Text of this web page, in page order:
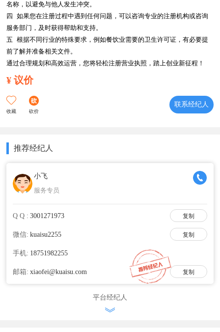
名称，以避免与他人发生冲突。
四  如果您在注册过程中遇到任何问题，可以咨询专业的注册机构或咨询
服务部门，及时获得帮助和支持。
五  根据不同行业的特殊要求，例如餐饮业需要的卫生许可证，有必要提
前了解并准备相关文件。
¥ 议价
收藏 砍价
联系经纪人
推荐经纪人
小飞
服务专员
Q Q : 复制
微信: 复制
手机:
邮箱: 复制
平台经纪人